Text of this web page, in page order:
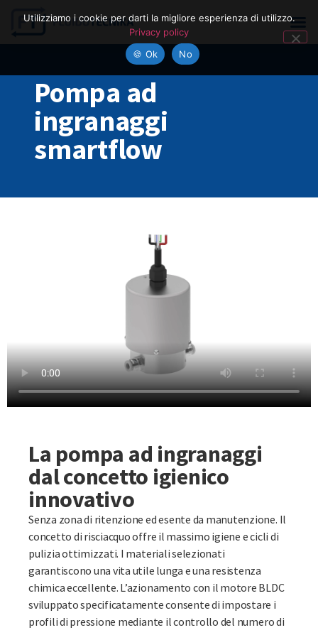
Pompa ad
ingranaggi
smartflow
La pompa ad ingranaggi
dal concetto igienico
innovativo
Senza zona di ritenzione ed esente da manutenzione. Il
concetto di risciacquo offre il massimo igiene e cicli di
pulizia ottimizzati. I materiali selezionati
garantiscono una vita utile lunga e una resistenza
chimica eccellente. L’azionamento con il motore BLDC
sviluppato specificatamente consente di impostare i
profili di pressione mediante il controllo del numero di
Utilizziamo i cookie per darti la migliore esperienza di utilizzo.
Privacy policy
🍪 Ok
No